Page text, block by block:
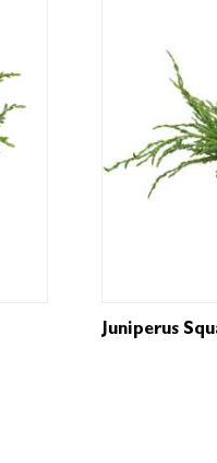
Juniperus